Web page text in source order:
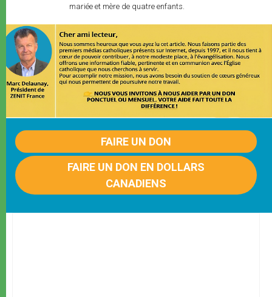
mariée et mère de quatre enfants.
FAIRE UN DON
FAIRE UN DON EN DOLLARS
CANADIENS